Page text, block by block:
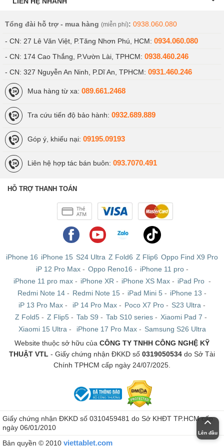
để xử lí đồ hoạ có thể kể đến như Liên Quân Mobile,
PUBG Mobile,… Đều có thể chơi hoàn toàn mượt mà
trên iPad Air 3. Apple còn có bộ Game đến từ dịch vụ
Apple Arcade, nên khi sở hữu iPad Air 3, chẳng khác gì
bạn đang mua một “máy chơi game” đến từ Apple cả!
Cấu hình trên cũng cho phép Applei Pad Air10.5 inch
(2019) đảm nhiệm các tác vụ nặng hơn có thể kể đến
như: Chỉnh ảnh chuyên nghiệp, dựng video bằng các
phần mềm chuyên dụng,… Nhất là khi Apple iPad 3 có
thể chạy Apple iPad OS, cho phép bạn kết nối các thiết
bị ngoại vi để hỗ trợ công việc tối đa.
iPad Air 3 4G Likenew
(2019) Likenew là những chiếc iPad đã qua sử dụng,
song được bổ sung tính năng sử dụng 4G. Cho nên bạn
có thêm lựa chọn để kết nối với Internet, chính vì thế
nên mức giá của những chiếc máy này cũng có phần cao
hơn.
Tổng đài hỗ trợ - mua hàng (miễn phí): 0938.060.080
- CN: 27 Lê Văn Việt, P.Tăng Nhơn Phú, HCM: 0934.060.080
- CN: 174 Cao Thắng, P.Vườn Lài, TPHCM: 0938.460.246
- CN: 327 Nguyễn An Ninh, P.Dĩ An, TPHCM: 0931.460.246
Mua hàng từ xa: 089.661.2468
Tra cứu tiến độ bảo hành: 0932.689.889
Góp ý, khiếu nại: 09195.09193
Liên hệ hợp tác bán buôn: 093.7070.491
HỖ TRỢ THANH TOÁN
iPhone 16 iPhone 15 S24 Ultra Z Fold6 Z Flip6 Oppo Find X9 Pro
iP 12 Pro Max- Oppo Reno16 - iPhone 11 pro-
iPhone 11 pro max- iPhone XR - iPhone XS Max- iPad Pro -
Redmi Note 14 - Redmi Note 15 - iPad Mini 5 - iPhone 13 -
iP 13 Pro Max - iP 14 Pro Max - Poco X7 Pro - S23 Ultra -
Z Fold5 - Z Flip5 - Tab S9 - Tab S10 series - Xiaomi Pad 7 -
Xiaomi 15 Ultra - iPhone 17 Pro Max- Samsung S26 Ultra
Website thuộc sở hữu của CÔNG TY TNHH CÔNG NGHỆ KỸ
THUẬT VTL - Giấy chứng nhận ĐKKD số 0319050534 do Sở Tài
Chính TPHCM cấp ngày 24/07/2025.
Giấy chứng nhận ĐKKD số 0310459481 do Sở KHĐT TP.HCM cấp
ngày 06/01/2010
Bản quyền © 2010 viettablet.com
Lên đầu